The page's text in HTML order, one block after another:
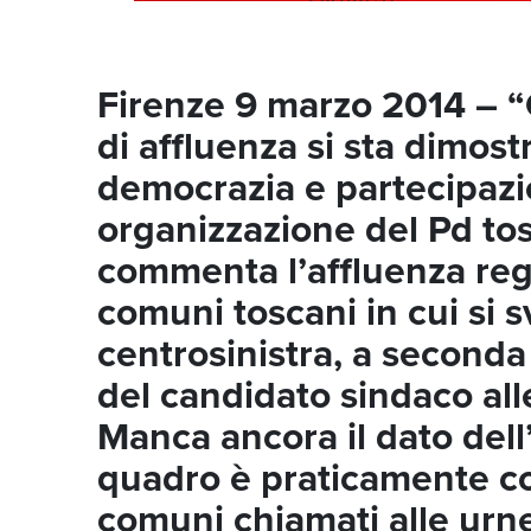
Firenze 9 marzo 2014 –
di affluenza si sta
democrazia e
organizzazione del Pd
commenta l’affluenza
comuni toscani in cui si
centrosinistra, a
del candidato sindaco
Manca ancora il dato
quadro è praticamente
comuni chiamati alle